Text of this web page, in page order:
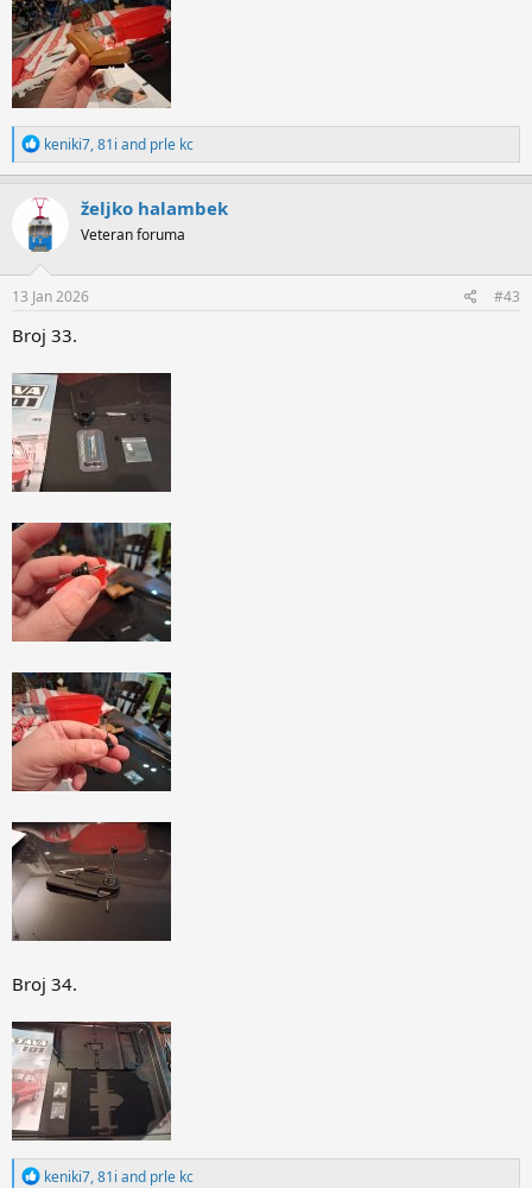
R
e
a
c
t
i
o
n
s
keniki7,81i and prle kc
željko halambek
Veteran foruma
13 Jan 2026 #43
Broj 33.
Broj 34.
R
keniki7,81i and prle kc